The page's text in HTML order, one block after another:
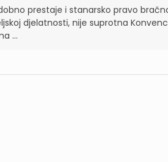
prestaje i stanarsko pravo
djelatnosti, nije suprotna
...